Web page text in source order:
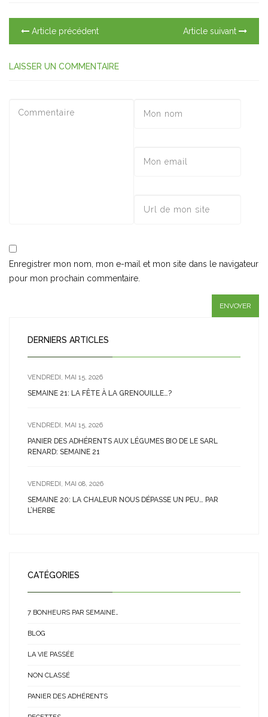
Article précédent Article suivant
LAISSER UN COMMENTAIRE
Enregistrer mon nom, mon e-mail et mon site dans le navigateur
pour mon prochain commentaire.
DERNIERS ARTICLES
VENDREDI, MAI 15, 2026
SEMAINE 21: LA FÊTE À LA GRENOUILLE…?
VENDREDI, MAI 15, 2026
PANIER DES ADHÉRENTS AUX LÉGUMES BIO DE LE SARL
RENARD: SEMAINE 21
VENDREDI, MAI 08, 2026
SEMAINE 20: LA CHALEUR NOUS DÉPASSE UN PEU… PAR
L’HERBE
CATÉGORIES
7 BONHEURS PAR SEMAINE…
BLOG
LA VIE PASSÉE
NON CLASSÉ
PANIER DES ADHÉRENTS